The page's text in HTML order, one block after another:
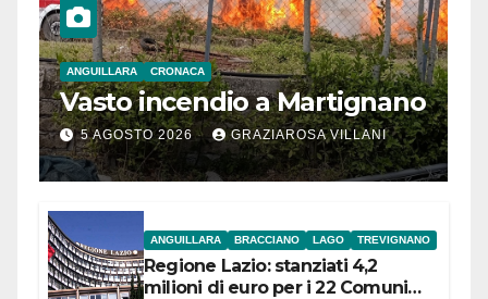
ANGUILLARA CRONACA
Vasto incendio a Martignano
5 AGOSTO 2026 GRAZIAROSA VILLANI
ANGUILLARA BRACCIANO LAGO TREVIGNANO
Regione Lazio: stanziati 4,2
milioni di euro per i 22 Comuni